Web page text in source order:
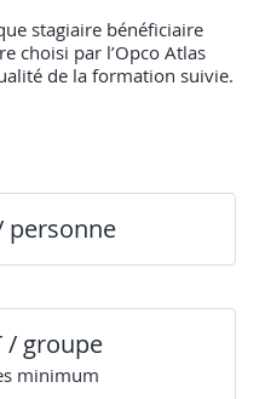
stagiaire bénéficiaire
choisi par l’Opco Atlas
de la formation suivie.
personne
/ groupe
s minimum